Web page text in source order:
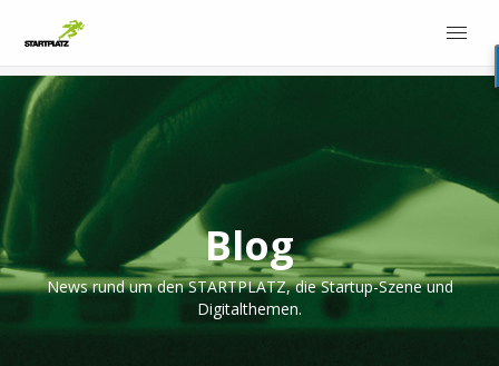
Blog
News rund um den STARTPLATZ, die Startup-Szene und
Digitalthemen.